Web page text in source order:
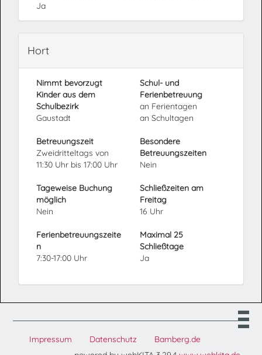
Ja
Hort
Nimmt bevorzugt
Kinder aus dem
Schulbezirk
Gaustadt
Schul- und
Ferienbetreuung
an Ferientagen
an Schultagen
Betreuungszeit
Zweidritteltags von
11:30 Uhr bis 17:00 Uhr
Besondere
Betreuungszeiten
Nein
Tageweise Buchung
möglich
Nein
Schließzeiten am
Freitag
16 Uhr
Ferienbetreuungszeite
n
7:30-17:00 Uhr
Maximal 25
Schließtage
Ja
Impressum Datenschutz
Bamberg.de